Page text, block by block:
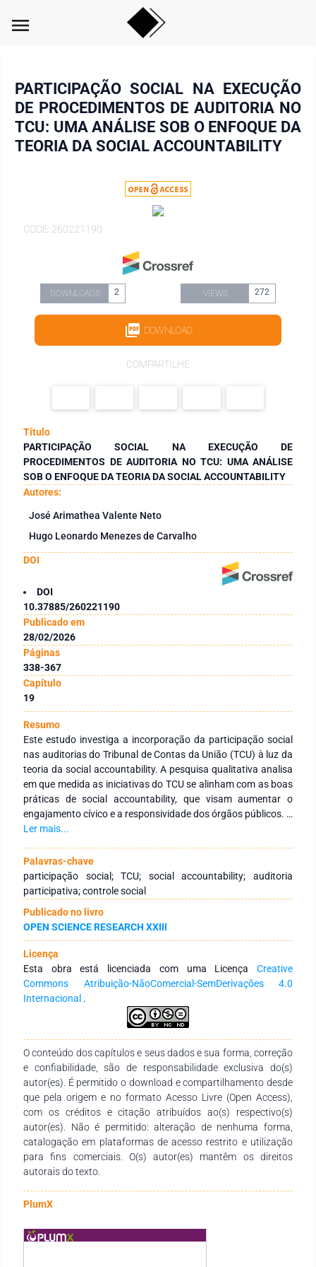
menu
PARTICIPAÇÃO SOCIAL NA EXECUÇÃO
DE PROCEDIMENTOS DE AUDITORIA NO
TCU: UMA ANÁLISE SOB O ENFOQUE DA
TEORIA DA SOCIAL ACCOUNTABILITY
CODE: 260221190
DOWNLOADS 2 VIEWS 272
DOWNLOAD
COMPARTILHE
Título
PARTICIPAÇÃO SOCIAL NA EXECUÇÃO DE
PROCEDIMENTOS DE AUDITORIA NO TCU: UMA ANÁLISE
SOB O ENFOQUE DA TEORIA DA SOCIAL ACCOUNTABILITY
Autores:
José Arimathea Valente Neto
Hugo Leonardo Menezes de Carvalho
DOI
DOI
10.37885/260221190
Publicado em
28/02/2026
Páginas
338-367
Capítulo
19
Resumo
Este estudo investiga a incorporação da participação social
nas auditorias do Tribunal de Contas da União (TCU) à luz da
teoria da social accountability. A pesquisa qualitativa analisa
em que medida as iniciativas do TCU se alinham com as boas
práticas de social accountability, que visam aumentar o
engajamento cívico e a responsividade dos órgãos públicos. A
análise de conteúdo dos documentos relacionados às
integrar a participação cidadã, as abordagens adotadas são
predominantemente táticas, com intervenções limitadas e
resultados não duradouros, pois não cumprem boas práticas
consagradas pela teoria, como o estabelecimento de medidas
de incentivo aos agentes estatais, a celebração de parcerias
entre a sociedade civil e agentes públicos para resolução dos
problemas e a instituição de reformas governamentais que
possam perenizar as mudanças pretendidas pela sociedade.
O estudo destaca a necessidade de estratégias mais
abrangentes e integradas, para que a participação social seja
efetiva e contribua para reformas institucionais significativas.
Ler mais...
Palavras-chave
participação social; TCU; social accountability; auditoria
participativa; controle social
Publicado no livro
OPEN SCIENCE RESEARCH XXIII
Licença
Esta obra está licenciada com uma Licença Creative
Commons Atribuição-NãoComercial-SemDerivações 4.0
Internacional .
O conteúdo dos capítulos e seus dados e sua forma, correção
e confiabilidade, são de responsabilidade exclusiva do(s)
autor(es). É permitido o download e compartilhamento desde
que pela origem e no formato Acesso Livre (Open Access),
com os créditos e citação atribuídos ao(s) respectivo(s)
autor(es). Não é permitido: alteração de nenhuma forma,
catalogação em plataformas de acesso restrito e utilização
para fins comerciais. O(s) autor(es) mantêm os direitos
autorais do texto.
PlumX